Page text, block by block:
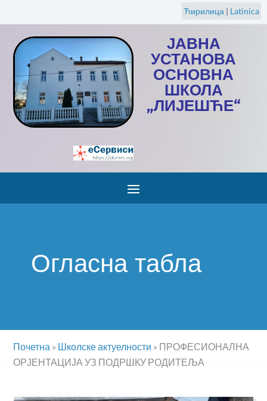
Ћирилица | Latinica
ЈАВНА
УСТАНОВА
ОСНОВНА
ШКОЛА
„ЛИЈЕШЋЕ“
Огласна табла
Почетна » Школске актуелности » ПРОФЕСИОНАЛНА
ОРЈЕНТАЦИЈА УЗ ПОДРШКУ РОДИТЕЉА